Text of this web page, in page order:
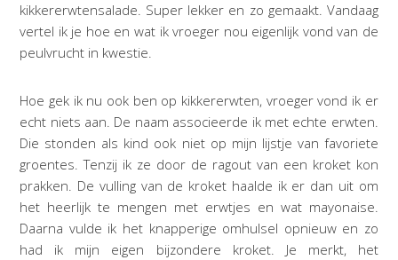
kikkererwtensalade. Super lekker en zo gemaakt. Vandaag
vertel ik je hoe en wat ik vroeger nou eigenlijk vond van de
peulvrucht in kwestie.
Hoe gek ik nu ook ben op kikkererwten, vroeger vond ik er
echt niets aan. De naam associeerde ik met echte erwten.
Die stonden als kind ook niet op mijn lijstje van favoriete
groentes. Tenzij ik ze door de ragout van een kroket kon
prakken. De vulling van de kroket haalde ik er dan uit om
het heerlijk te mengen met erwtjes en wat mayonaise.
Daarna vulde ik het knapperige omhulsel opnieuw en zo
had ik mijn eigen bijzondere kroket. Je merkt, het